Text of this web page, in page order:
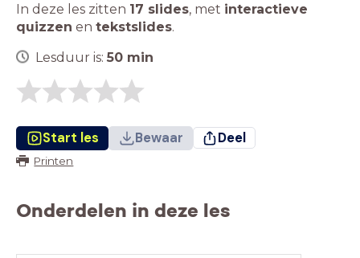
In deze les zitten 17 slides, met interactieve
quizzen en tekstslides.
Lesduur is: 50 min
Start les Bewaar Deel
Printen
Onderdelen in deze les